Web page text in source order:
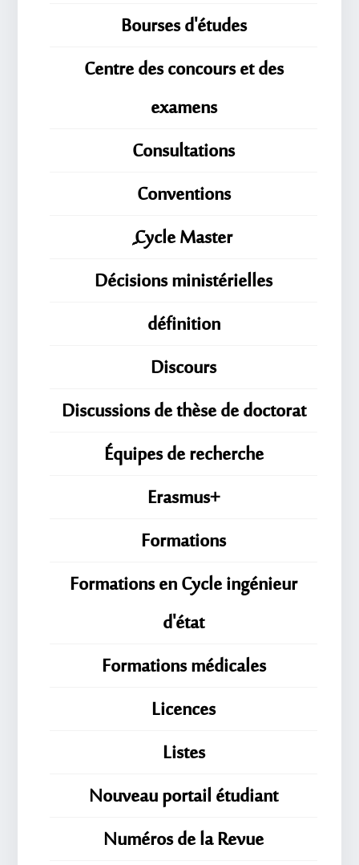
Bourses d'études
Centre des concours et des
examens
Consultations
Conventions
ِِِCycle Master
Décisions ministérielles
définition
Discours
Discussions de thèse de doctorat
Équipes de recherche
Erasmus+
Formations
Formations en Cycle ingénieur
d'état
Formations médicales
Licences
Listes
Nouveau portail étudiant
Numéros de la Revue